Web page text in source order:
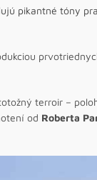
pikantné tóny
terroir –
od Roberta